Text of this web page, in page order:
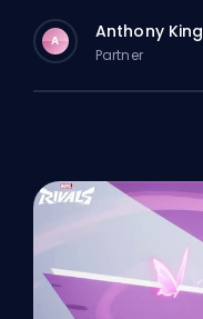
A Anthony King
Partner